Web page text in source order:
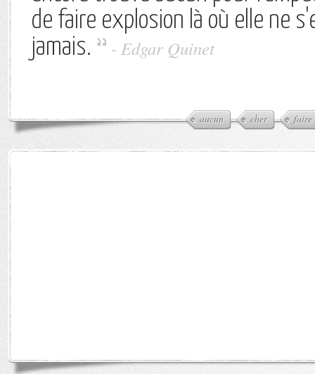
de faire explosion là où elle ne
jamais.
- Edgar Quinet
aucun cher faire